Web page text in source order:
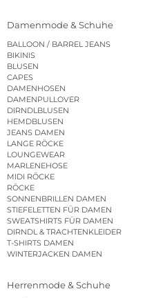
Damenmode & Schuhe
BALLOON / BARREL JEANS
BIKINIS
BLUSEN
CAPES
DAMENHOSEN
DAMENPULLOVER
DIRNDLBLUSEN
HEMDBLUSEN
JEANS DAMEN
LANGE RÖCKE
LOUNGEWEAR
MARLENEHOSE
MIDI RÖCKE
RÖCKE
SONNENBRILLEN DAMEN
STIEFELETTEN FÜR DAMEN
SWEATSHIRTS FÜR DAMEN
DIRNDL & TRACHTENKLEIDER
T-SHIRTS DAMEN
WINTERJACKEN DAMEN
Herrenmode & Schuhe